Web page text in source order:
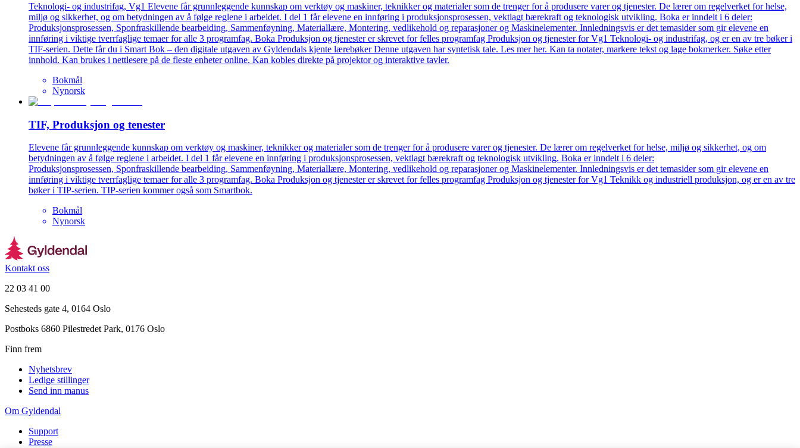
Teknologi- og industrifag, Vg1 Elevene får grunnleggende kunnskap om verktøy og maskiner, teknikker og materialer som de trenger for å produsere varer og tjenester. De lærer om regelverket for helse,
miljø og sikkerhet, og om betydningen av å følge reglene i arbeidet. I del 1 får elevene en innføring i produksjonsprosessen, vektlagt bærekraft og teknologisk utvikling. Boka er inndelt i 6 deler:
Produksjonsprosessen, Sponfraskillende bearbeiding, Sammenføyning, Materiallære, Montering, vedlikehold og reparasjoner og Maskinelementer. Innledningsvis er det temasider som gir elevene en
innføring i viktige tverrfaglige temaer for alle 3 programfag. Boka Produksjon og tjenester er skrevet for felles programfag Produksjon og tjenester for Vg1 Teknologi- og industrifag, og er en av tre bøker i
TIF-serien. Dette får du i Smart Bok – den digitale utgaven av Gyldendals kjente lærebøker Denne utgaven har syntetisk tale. Les mer her. Kan ta notater, markere tekst og lage bokmerker. Søke etter
innhold. Kan brukes i nettlesere på de fleste enheter online. Kan kobles direkte på projektor og interaktive tavler.
Bokmål
Nynorsk
TIF, Produksjon og tenester
Elevene får grunnleggende kunnskap om verktøy og maskiner, teknikker og materialer som de trenger for å produsere varer og tjenester. De lærer om regelverket for helse, miljø og sikkerhet, og om
betydningen av å følge reglene i arbeidet. I del 1 får elevene en innføring i produksjonsprosessen, vektlagt bærekraft og teknologisk utvikling. Boka er inndelt i 6 deler:
Produksjonsprosessen, Sponfraskillende bearbeiding, Sammenføyning, Materiallære, Montering, vedlikehold og reparasjoner og Maskinelementer. Innledningsvis er det temasider som gir elevene en
innføring i viktige tverrfaglige temaer for alle 3 programfag. Boka Produksjon og tjenester er skrevet for felles programfag Produksjon og tjenester for Vg1 Teknikk og industriell produksjon, og er en av tre
bøker i TIP-serien. TIP-serien kommer også som Smartbok.
Bokmål
Nynorsk
Kontakt oss
22 03 41 00
Sehesteds gate 4, 0164 Oslo
Postboks 6860 Pilestredet Park, 0176 Oslo
Finn frem
Nyhetsbrev
Ledige stillinger
Send inn manus
Om Gyldendal
Support
Presse